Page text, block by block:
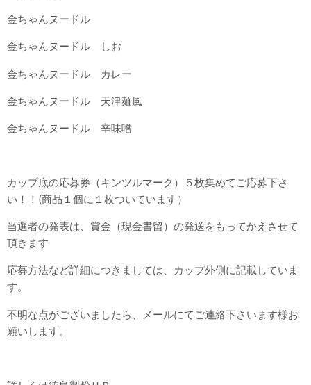
金ちゃんヌードル
金ちゃんヌードル しお
金ちゃんヌードル カレー
金ちゃんヌードル 天津麺風
金ちゃんヌードル 辛味噌
カップ底の応募券（キンツルマーク）５枚集めてご応募下さ
い！！(商品１個に１枚ついています）
当選者の発表は、賞金（現金書留）の発送をもってかえさせて
頂きます
応募方法など詳細につきましては、カップ外側に記載していま
す。
不明な点がございましたら、メールにてご連絡下さいます様お
願いします。